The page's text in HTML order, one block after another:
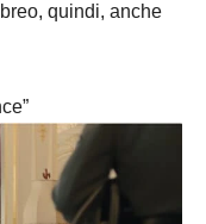
quindi, anche